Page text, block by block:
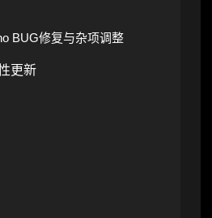
BUG修复与杂项调整